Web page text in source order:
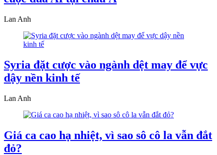
Lan Anh
Syria đặt cược vào ngành dệt may để vực
dậy nền kinh tế
Lan Anh
Giá ca cao hạ nhiệt, vì sao sô cô la vẫn đắt
đỏ?